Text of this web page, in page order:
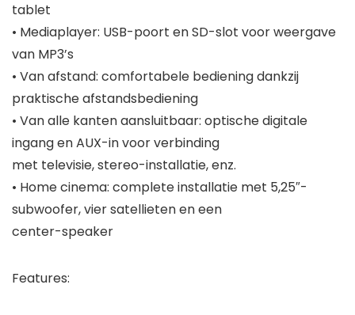
tablet
• Mediaplayer: USB-poort en SD-slot voor weergave
van MP3’s
• Van afstand: comfortabele bediening dankzij
praktische afstandsbediening
• Van alle kanten aansluitbaar: optische digitale
ingang en AUX-in voor verbinding
met televisie, stereo-installatie, enz.
• Home cinema: complete installatie met 5,25″-
subwoofer, vier satellieten en een
center-speaker
Features: